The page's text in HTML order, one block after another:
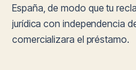
España, de modo que tu
jurídica con independencia
comercializara el préstamo.